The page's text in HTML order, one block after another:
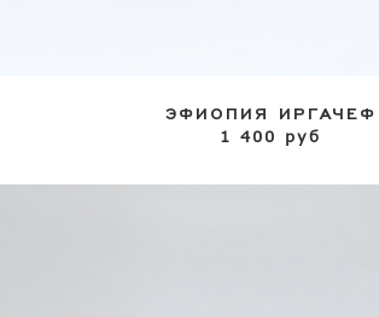
ЭФИОПИЯ ИРГАЧЕФ
1 400 руб